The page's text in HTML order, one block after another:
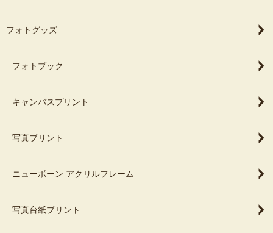
フォトグッズ
フォトブック
キャンバスプリント
写真プリント
ニューボーン アクリルフレーム
写真台紙プリント